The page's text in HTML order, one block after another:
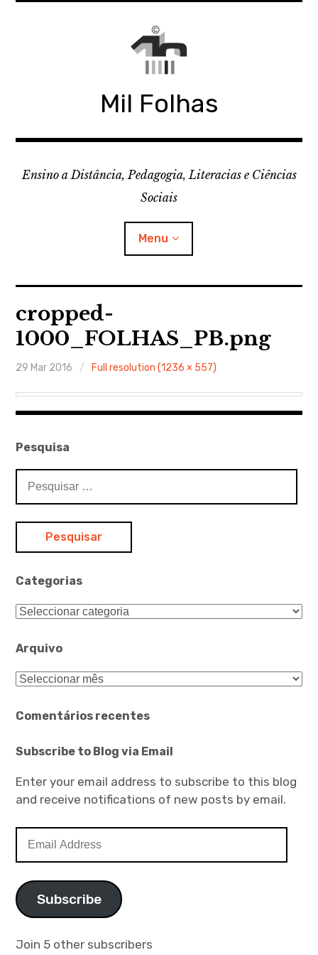
Mil Folhas
Ensino a Distância, Pedagogia, Literacias e Ciências
Sociais
Menu
Ferramentas Digitais
Blog
Psicologia – Biografias
cropped-
1000_FOLHAS_PB.png
29 Mar 2016 Full resolution (1236 × 557)
Pesquisa
por:
Categorias
Categorias
Arquivo
Arquivo
Comentários recentes
Subscribe to Blog via Email
Enter your email address to subscribe to this blog
and receive notifications of new posts by email.
Address
Subscribe
Join 5 other subscribers